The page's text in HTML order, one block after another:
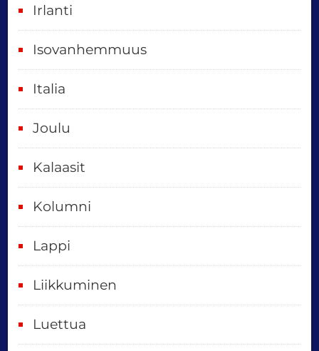
e
t
,
i
k
k
i
p
ä
Irlanti
Isovanhemmuus
Italia
Joulu
Kalaasit
Kolumni
Lappi
Liikkuminen
Luettua